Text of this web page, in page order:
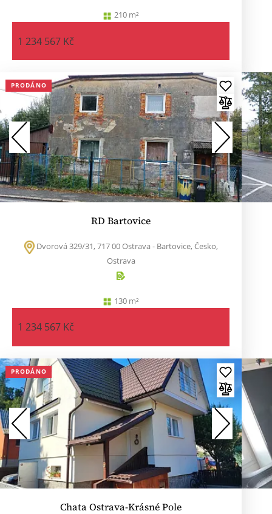
210 m²
1 234 567 Kč
PRODÁNO
RD Bartovice
Dvorová 329/31, 717 00 Ostrava - Bartovice, Česko,
Ostrava
130 m²
1 234 567 Kč
PRODÁNO
Chata Ostrava-Krásné Pole